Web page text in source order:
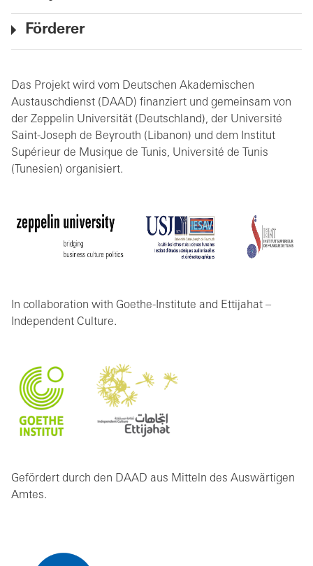
Förderer
Das Projekt wird vom Deutschen Akademischen
Austauschdienst (DAAD) finanziert und gemeinsam von
der Zeppelin Universität (Deutschland), der Université
Saint-Joseph de Beyrouth (Libanon) und dem Institut
Supérieur de Musique de Tunis, Université de Tunis
(Tunesien) organisiert.
In collaboration with Goethe-Institute and Ettijahat –
Independent Culture.
Gefördert durch den DAAD aus Mitteln des Auswärtigen
Amtes.